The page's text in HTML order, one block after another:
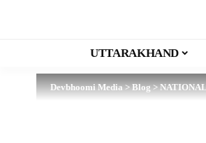
UTTARAKHAND
Devbhoomi Media>Blog>NATIONAL